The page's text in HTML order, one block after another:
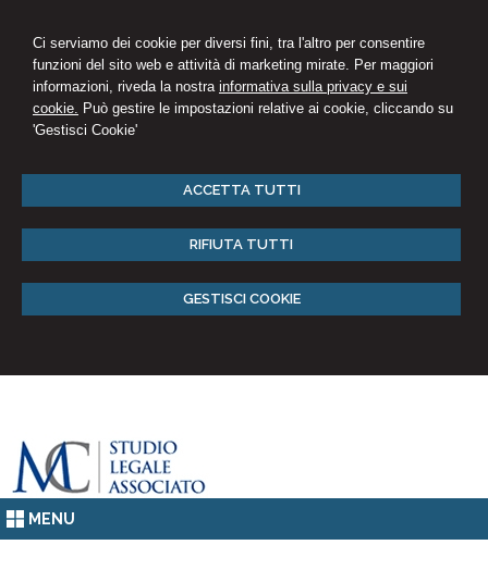
Ci serviamo dei cookie per diversi fini, tra l'altro per consentire
funzioni del sito web e attività di marketing mirate. Per maggiori
informazioni, riveda la nostra informativa sulla privacy e sui
cookie. Può gestire le impostazioni relative ai cookie, cliccando su
'Gestisci Cookie'
ACCETTA TUTTI
RIFIUTA TUTTI
GESTISCI COOKIE
MENU